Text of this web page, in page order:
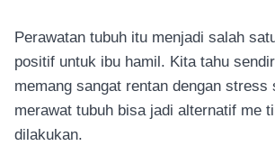
Perawatan tubuh itu menjadi salah
positif untuk ibu hamil. Kita tahu
memang sangat rentan dengan stress
merawat tubuh bisa jadi alternatif me
dilakukan.